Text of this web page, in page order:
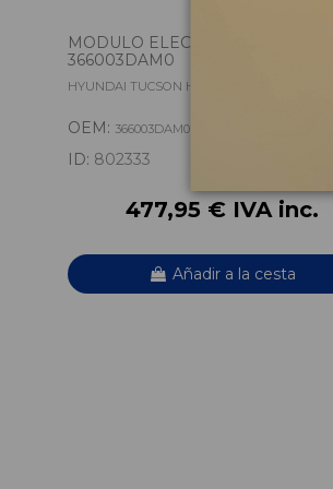
MODULO ELECTRONICO
366003DAM0
HYUNDAI TUCSON HYBRID
OEM: 366003DAM0
ID: 802333
477,95 € IVA inc.
Añadir a la cesta